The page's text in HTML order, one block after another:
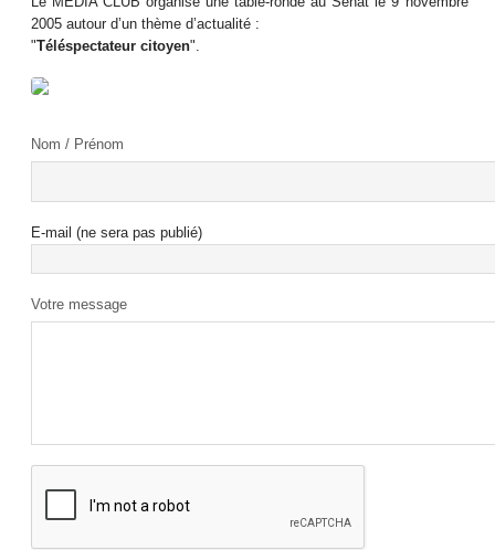
2005 autour d’un thème d’actualité :
"Téléspectateur citoyen".
Nom / Prénom
E-mail (ne sera pas publié)
Votre message